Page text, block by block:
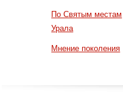
По Святым местам
Урала
Мнение поколения